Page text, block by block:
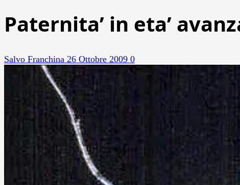
Paternita’ in eta’
Salvo Franchina 26 Ottobre 2009 0